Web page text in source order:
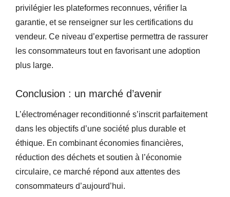
privilégier les plateformes reconnues, vérifier la
garantie, et se renseigner sur les certifications du
vendeur. Ce niveau d’expertise permettra de rassurer
les consommateurs tout en favorisant une adoption
plus large.
Conclusion : un marché d’avenir
L’électroménager reconditionné s’inscrit parfaitement
dans les objectifs d’une société plus durable et
éthique. En combinant économies financières,
réduction des déchets et soutien à l’économie
circulaire, ce marché répond aux attentes des
consommateurs d’aujourd’hui.